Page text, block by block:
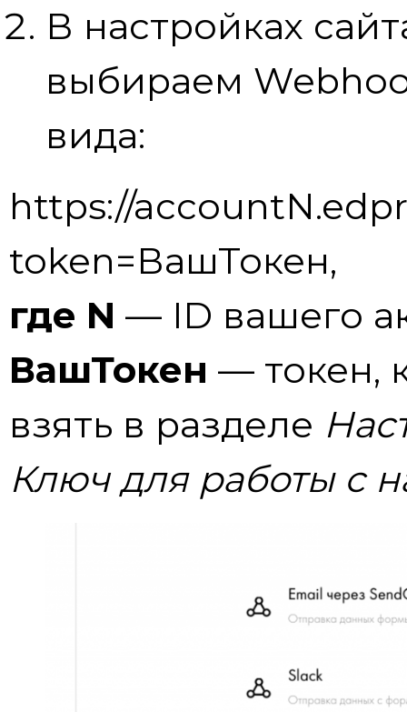
В настройках
выбираем
вида:
https://
token=ВашТокен,
где N — ID вашего
ВашТокен — токен,
взять в разделе
Ключ для работы с